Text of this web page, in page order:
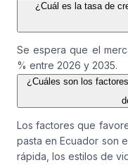
¿Cuál es la tasa de
Se espera que el
% entre 2026 y 2035.
¿Cuáles son los
Los factores que
pasta en Ecuador son
rápida, los estilos de